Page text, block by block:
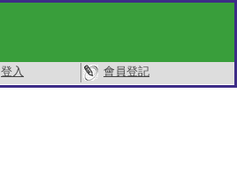
登入
會員登記